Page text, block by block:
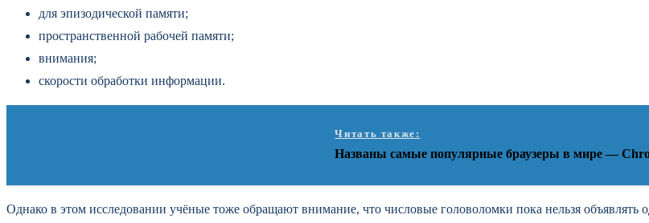
для эпизодической памяти;
пространственной рабочей памяти;
внимания;
скорости обработки информации.
Читать также:
Названы самые популярные браузеры в мире —
Однако в этом исследовании учёные тоже обращают внимание, что числовые головоломки пока нельзя